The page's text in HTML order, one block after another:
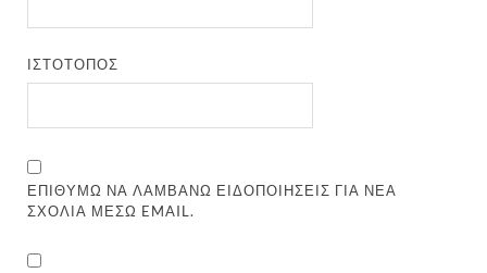
ΙΣΤΌΤΟΠΟΣ
ΕΠΙΘΥΜΏ ΝΑ ΛΑΜΒΆΝΩ ΕΙΔΟΠΟΙΉΣΕΙΣ ΓΙΑ ΝΈΑ
ΣΧΌΛΙΑ ΜΈΣΩ EMAIL.